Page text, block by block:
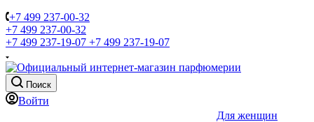
+7 499 237-00-32
+7 499 237-00-32
+7 499 237-19-07 +7 499 237-19-07
Поиск
Войти
Для женщин